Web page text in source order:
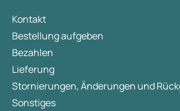
Kontakt
Bestellung aufgeben
Bezahlen
Lieferung
Stornierungen, Änderungen und
Sonstiges